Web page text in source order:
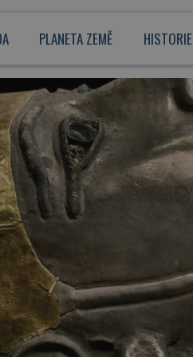
PLANETA ZEMĚ HISTORIE